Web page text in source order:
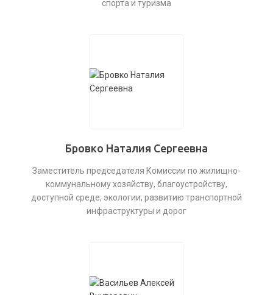
спорта и туризма
Бровко Наталия Сергеевна
Заместитель председателя Комиссии по жилищно-
коммунальному хозяйству, благоустройству,
доступной среде, экологии, развитию транспортной
инфраструктуры и дорог